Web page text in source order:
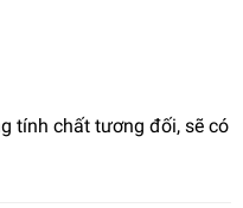
tính chất tương đối, sẽ có